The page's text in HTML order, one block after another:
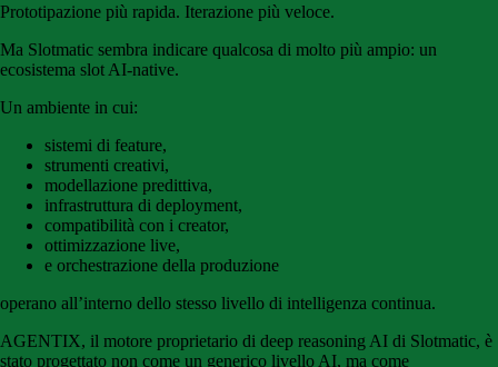
Prototipazione più rapida. Iterazione più veloce.
Ma Slotmatic sembra indicare qualcosa di molto più ampio: un
ecosistema slot AI-native.
Un ambiente in cui:
sistemi di feature,
strumenti creativi,
modellazione predittiva,
infrastruttura di deployment,
compatibilità con i creator,
ottimizzazione live,
e orchestrazione della produzione
operano all’interno dello stesso livello di intelligenza continua.
AGENTIX, il motore proprietario di deep reasoning AI di Slotmatic, è
stato progettato non come un generico livello AI, ma come